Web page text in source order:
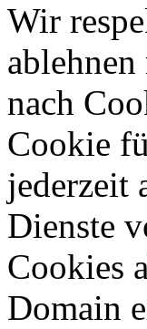
Wir
nach
Cookie
jederzeit
Dienste
Cookies
Domain